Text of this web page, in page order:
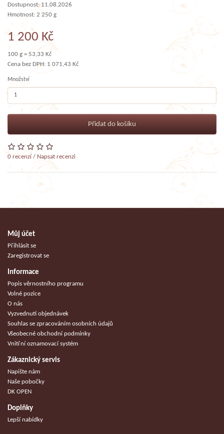
Dostupnost: 11.08.2026
Hmotnost: 2 250 g
1 200 Kč
100 g = 53,33 Kč
Cena bez DPH: 1 071,43 Kč
Množství
Přidat do košíku
0 recenzí/ Napsat recenzi
Můj účet
Přihlásit se
Zaregistrovat se
Informace
Popis věrnostního programu
Volné pozice
O nás
Vyzvednutí objednávek
Souhlas se zpracováním osobních údajů
Všeobecné obchodní podmínky
Vnitřní oznamovací systém
Zákaznický servis
Napište nám
Naše pobočky
DK OPEN
Doplňky
Lepší nabídky